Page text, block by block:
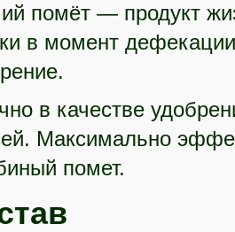
помёт — продукт
в момент
в качестве
Максимально
помет.